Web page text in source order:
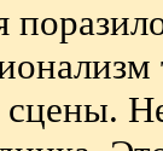
сцены.